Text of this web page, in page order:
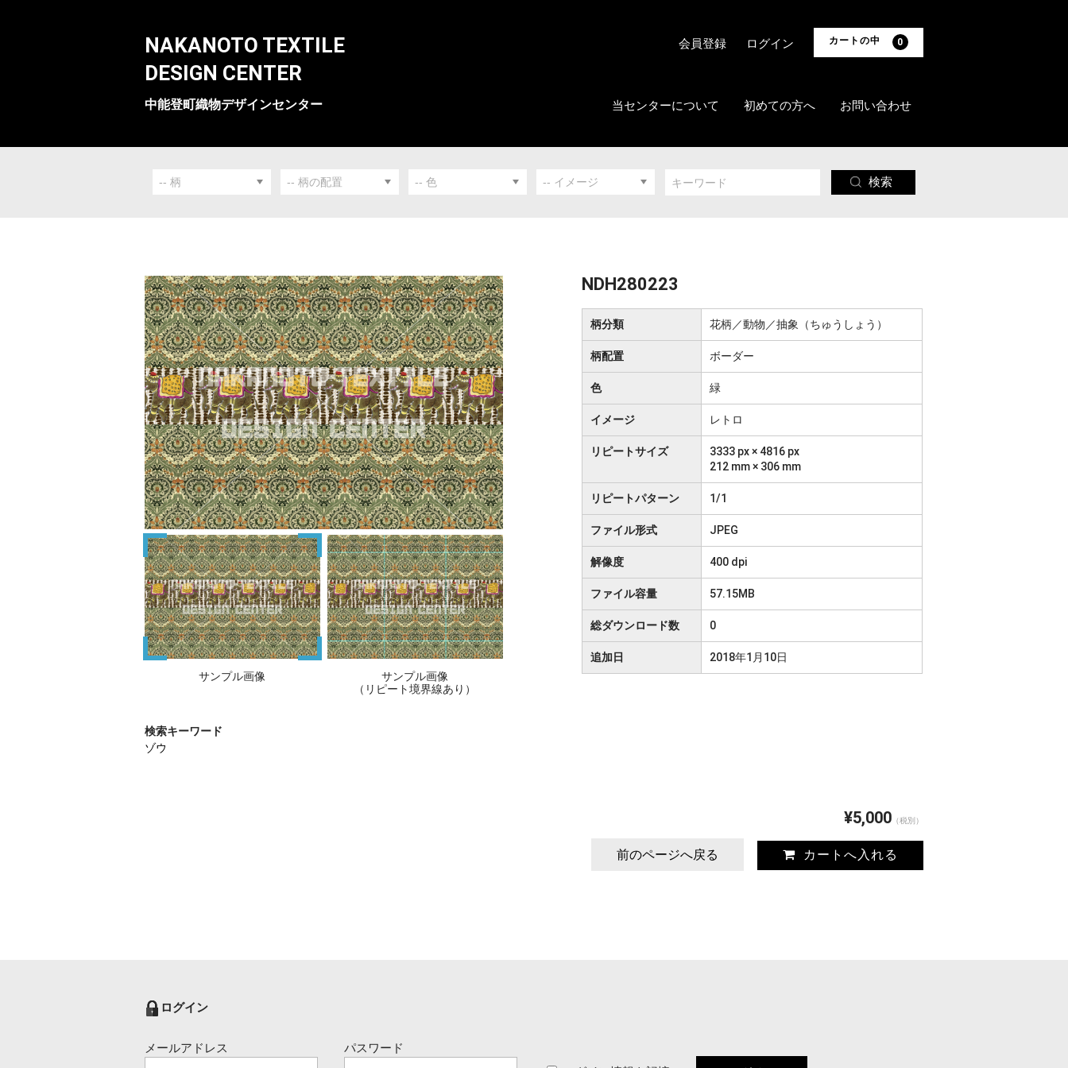
NAKANOTO TEXTILE
DESIGN CENTER
中能登町織物デザインセンター 当センターについて 初めての方へ お問い合わせ
カートの中 0
会員登録 ログイン
検索
サンプル画像
サンプル画像
（リピート境界線あり）
検索キーワード
ゾウ
NDH280223
柄分類 花柄／動物／抽象（ちゅうしょう）
柄配置 ボーダー
色 緑
イメージ レトロ
リピートサイズ
3333 px × 4816 px
212 mm × 306 mm
リピートパターン 1/1
ファイル形式 JPEG
解像度 400 dpi
ファイル容量 57.15MB
総ダウンロード数 0
追加日 2018年1月10日
¥5,000 （税別）
前のページへ戻る
ログイン
メールアドレス
パスワード